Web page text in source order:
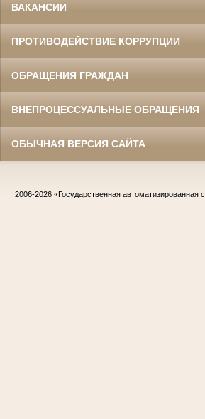
ВАКАНСИИ
ПРОТИВОДЕЙСТВИЕ КОРРУПЦИИ
ОБРАЩЕНИЯ ГРАЖДАН
ВНЕПРОЦЕССУАЛЬНЫЕ ОБРАЩЕНИЯ
ОБЫЧНАЯ ВЕРСИЯ САЙТА
2006-2026 «Государственная